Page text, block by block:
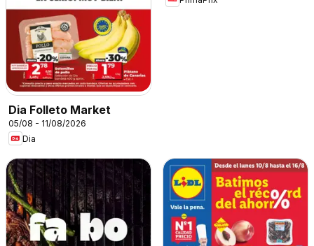
Dia Folleto Market
05/08 - 11/08/2026
Dia